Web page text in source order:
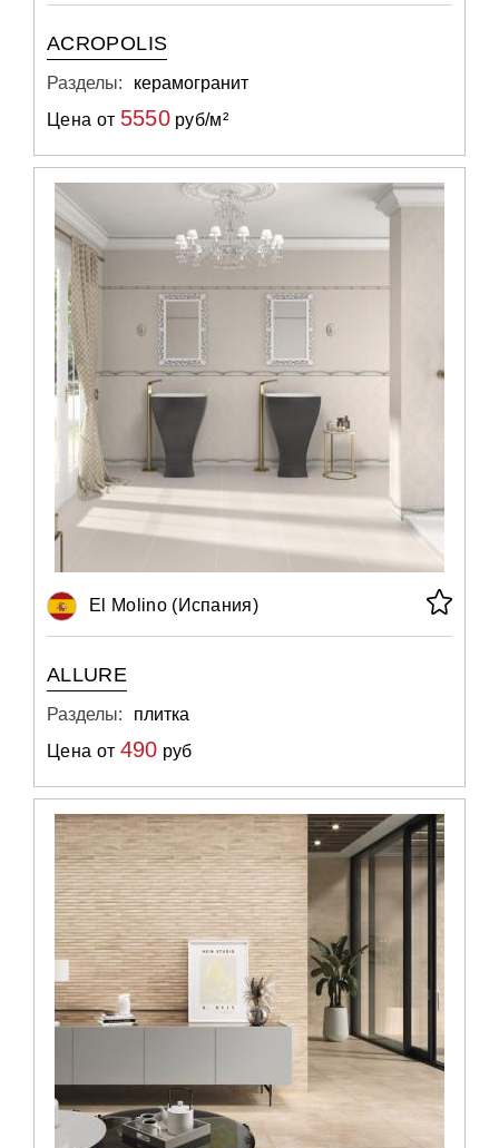
ACROPOLIS
Разделы:
керамогранит
Цена от 5550руб/м²
El Molino (Испания)
ALLURE
Разделы:
плитка
Цена от 490 руб